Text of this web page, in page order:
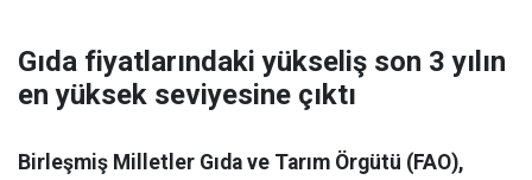
Gıda fiyatlarındaki yükseliş son 3 yılın
en yüksek seviyesine çıktı
Birleşmiş Milletler Gıda ve Tarım Örgütü (FAO),